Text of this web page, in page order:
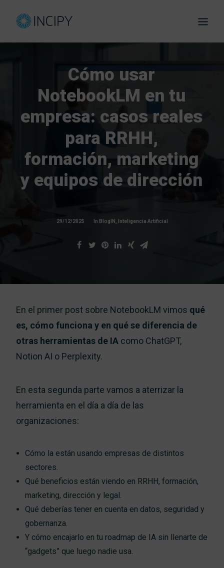
Cómo usar
NotebookLM en tu
empresa: casos reales
para RRHH,
formación, marketing
y equipos de dirección
29/12/2025 In BlogIN Inteligencia Artificial
En el primer post sobre NotebookLM vimos qué
es, cómo funciona y en qué se diferencia de
otras herramientas de IA como ChatGPT,
Notion AI o Perplexity.
En esta segunda parte vamos a aterrizar la
herramienta en el día a día de las
organizaciones:
Cómo la están usando empresas de distintos
sectores.
Qué beneficios están viendo en RRHH, formación,
marketing, dirección y legal.
Qué deberías tener en cuenta en datos, seguridad y
gobernanza.
Y cómo encajarlo en tu roadmap de IA sin llenarte de
“gadgets” que luego nadie usa.